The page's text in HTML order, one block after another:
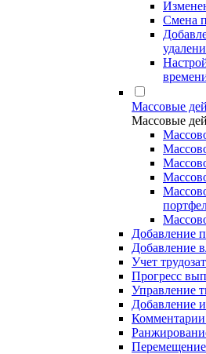
Смена
Массовые
Массовые
Добавление
Добавление
Учет
Прогресс
Управление
Добавление и
Комментарии
Перемещение